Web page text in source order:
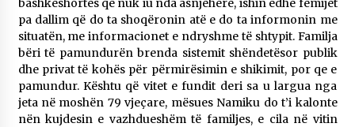
bashkëshortes që nuk iu nda asnjëherë, ishin edhe fëmijët
pa dallim që do ta shoqëronin atë e do ta informonin me
situatën, me informacionet e ndryshme të shtypit. Familja
bëri të pamundurën brenda sistemit shëndetësor publik
dhe privat të kohës për përmirësimin e shikimit, por qe e
pamundur. Kështu që vitet e fundit deri sa u largua nga
jeta në moshën 79 vjeçare, mësues Namiku do t’i kalonte
nën kujdesin e vazhdueshëm të familjes, e cila në vitin